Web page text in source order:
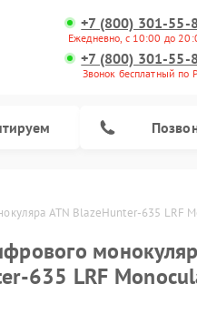
+7 (800) 301-55-
Ежедневно, с 10:00 до
+7 (800) 301-55-
Звонок бесплатный по
ATN BlazeHunter‑635 LRF
LRF